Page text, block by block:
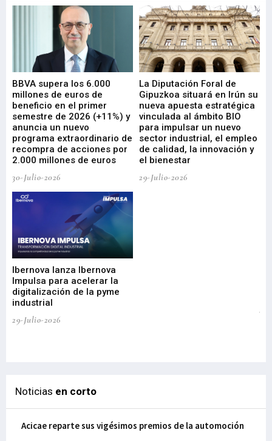
BBVA supera los 6.000
millones de euros de
beneficio en el primer
semestre de 2026 (+11%) y
anuncia un nuevo
programa extraordinario de
recompra de acciones por
2.000 millones de euros
30-Julio-2026
La Diputación Foral de
Gipuzkoa situará en Irún su
nueva apuesta estratégica
vinculada al ámbito BIO
para impulsar un nuevo
sector industrial, el empleo
de calidad, la innovación y
el bienestar
29-Julio-2026
Ibernova lanza Ibernova
Impulsa para acelerar la
digitalización de la pyme
industrial
29-Julio-2026
Noticias en corto
Acicae reparte sus vigésimos premios de la automoción